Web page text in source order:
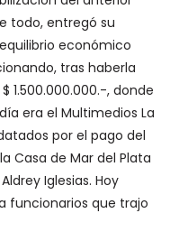
todo, entregó su
económico
tras haberla
1.500.000.000.-, donde
era el Multimedios La
por el pago del
Casa de Mar del Plata
Iglesias. Hoy
funcionarios que trajo